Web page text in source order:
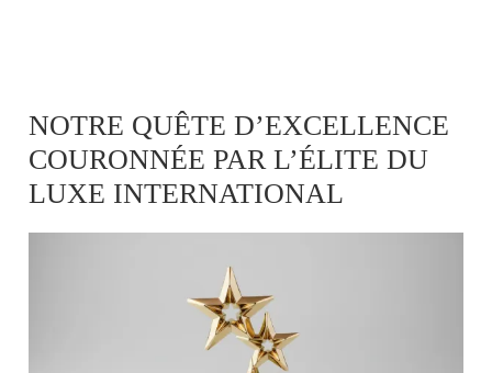
NOTRE QUÊTE D’EXCELLENCE
COURONNÉE PAR L’ÉLITE DU
LUXE INTERNATIONAL